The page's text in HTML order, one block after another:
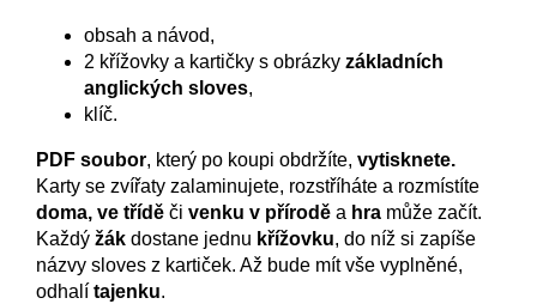
obsah a návod,
2 křížovky a kartičky s obrázky základních
anglických sloves,
klíč.
PDF soubor, který po koupi obdržíte, vytisknete.
Karty se zvířaty zalaminujete, rozstříháte a rozmístíte
doma, ve třídě či venku v přírodě a hra může začít.
Každý žák dostane jednu křížovku, do níž si zapíše
názvy sloves z kartiček. Až bude mít vše vyplněné,
odhalí tajenku.